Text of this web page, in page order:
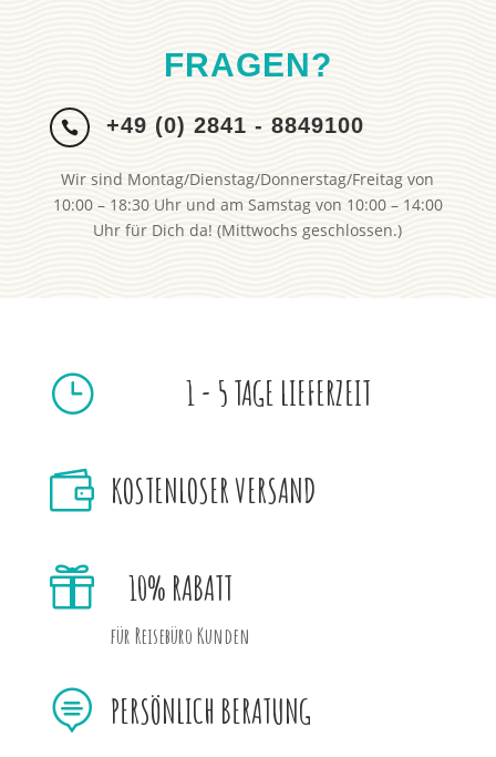
FRAGEN?
 +49 (0) 2841 - 8849100
Wir sind Montag/Dienstag/Donnerstag/Freitag von
10:00 – 18:30 Uhr und am Samstag von 10:00 – 14:00
Uhr für Dich da! (Mittwochs geschlossen.)
} 1 - 5 TAGE LIEFERZEIT
 KOSTENLOSER VERSAND
 10% RABATT
für Reisebüro Kunden
 PERSÖNLICH BERATUNG